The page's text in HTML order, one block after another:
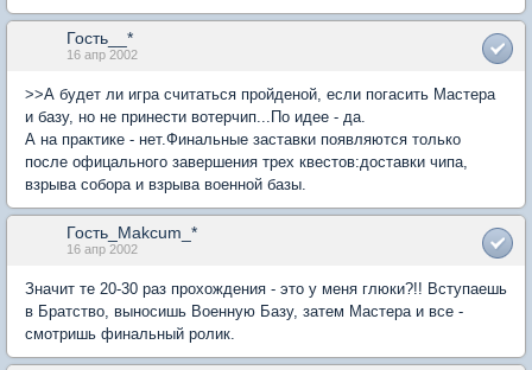
Гость__*
16 апр 2002
>>А будет ли игра считаться пройденой, если погасить Мастера
и базу, но не принести вотерчип...По идее - да.
А на практике - нет.Финальные заставки появляются только
после офицального завершения трех квестов:доставки чипа,
взрыва собора и взрыва военной базы.
Гость_Makcum_*
16 апр 2002
Значит те 20-30 раз прохождения - это у меня глюки?!! Вступаешь
в Братство, выносишь Военную Базу, затем Мастера и все -
смотришь финальный ролик.